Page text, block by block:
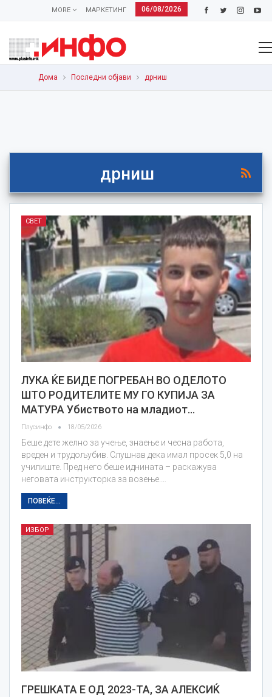
06/08/2026
МАРКЕТИНГ
MORE
Дома Последни објави дрниш
дрниш
СВЕТ
ЛУКА ЌЕ БИДЕ ПОГРЕБАН ВО ОДЕЛОТО
ШТО РОДИТЕЛИТЕ МУ ГО КУПИЈА ЗА
МАТУРА Убиството на младиот…
Плусинфо 18/05/2026
Беше дете желно за учење, знаење и чесна работа,
вреден и трудољубив. Слушнав дека имал просек 5,0 на
училиште. Пред него беше иднината – раскажува
неговата инструкторка за возење.…
ПОВЕЌЕ...
ИЗБОР
ГРЕШКАТА Е ОД 2023-ТА, ЗА АЛЕКСИЌ